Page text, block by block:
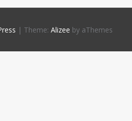
| Theme: Alizee by aThemes